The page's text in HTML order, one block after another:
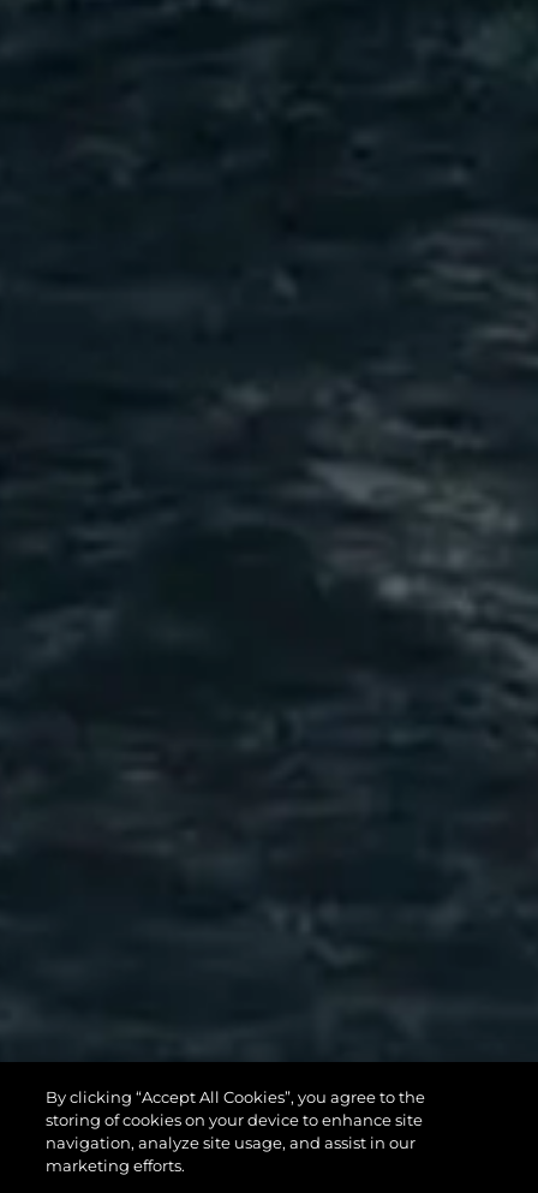
82 OCEAN
ENCLOSED
By clicking “Accept All Cookies”, you agree to the
storing of cookies on your device to enhance site
navigation, analyze site usage, and assist in our
marketing efforts.